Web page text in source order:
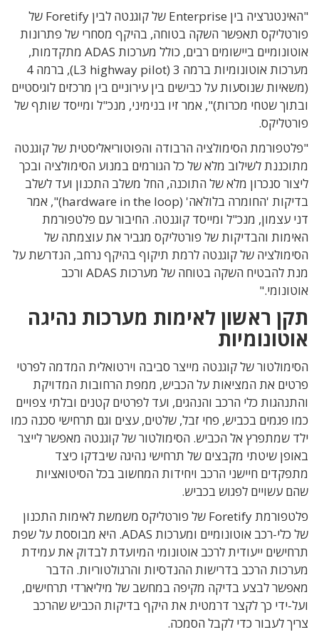
"האינטגרציה בין Enterprise של קוגנטה לבין Foretify
של
פורטליקס תאפשר השקה בטוחה, בהיקף מסחרי של פתרונות
אוטונומיים ביישומים רבים, כולל מערכות ADAS מתקדמות,
מערכות אוטונומיות ברמה 3 (L3 highway pilot), ברמה 4
(משאיות שנוסעות על כבישים בין עירוניים בין מרכזים לוגיסטיים
ובתוך שטחי מכרות)", אמר זיו בנימיני, מנכ"ל ומייסד שותף של
פורטליקס.
"פלטפורמת הסימולציה הרבודה והפוטוריאליסטית של קוגנטה
מתוכננת לשילוב מלא של כל הגורמים במנוע הסימולציה ובכך
ליצור סנכרון מלא של התוכנה, החל משלב התכנון ועד לשלב
בדיקות 'החומרה בלולאה' (hardware in the loop)", אמר
דני עצמון, מנכ"ל ומייסד קוגנטה. החיבור עם פלטפורמת
האימות והבדיקות של פורטליקס מגביר את עוצמתה של
הסימולציה של קוגנטה לרמת תיקוף בהיקף נרחב, הנדרשת על
מנת להבטיח השקה בטוחה של מערכות ADAS ורכב
אוטונומי."
תקן ראשון לאימות מערכות נהיגה
אוטונומיות
הסימולטור של קוגנטה מייצר סביבה וירטואלית המדמה לפרטי
פרטים את המציאות על הכביש, ממפת הרחובות המדויקת
והתנהגות כלי הרכב והנהגים, ועד לפרטים קטנים ובלתי צפויים
כמו פגמים בכביש, פחי זבל, שלטים, עצים וגם תרחישי סכנה כמו
ילד שמתפרץ אל הכביש. הסימולטור של קוגנטה מאפשר לייצר
באופן שיטתי מקבצים של תרחישי נהיגה שיבדקו כיצד
מתפקדים חיישני הרכב ויחידות המחשוב בכל הסיטואציות
שהם עשויים לפגוש בכביש.
פלטפורמת Foretify של פורטליקס משמשת לאימות התכנון
של כלי-רכב אוטונומיים ומערכות ADAS. היא מבוססת על שפת
תרחישים ייעודית לרכב אוטונומי המיועדת לבדוק את עמידת
מערכות הרכב בדרישות ההנדסיות והרגולטוריות. הדבר
מאפשר לבצע בדיקה מקיפה במחשב של מיליארדי תרחישים,
ועל-ידי כך לקצר דרמטית את היקף בדיקות הכביש שהרכב
צריך לעבור כדי לקבל הסמכה.